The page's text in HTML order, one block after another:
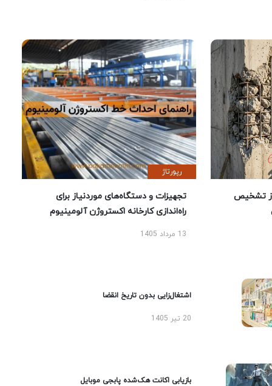
تشخیص
رپورتاژ
تجهیزات و دستگاه‌های موردنیاز برای
راه‌اندازی کارخانه اکستروژن آلومینیوم
13 مرداد 1405
اشتغال‌زایی بدون تاریخ انقضا
20 تیر 1405
بازیابی اکانت هک‌شده پابجی موبایل